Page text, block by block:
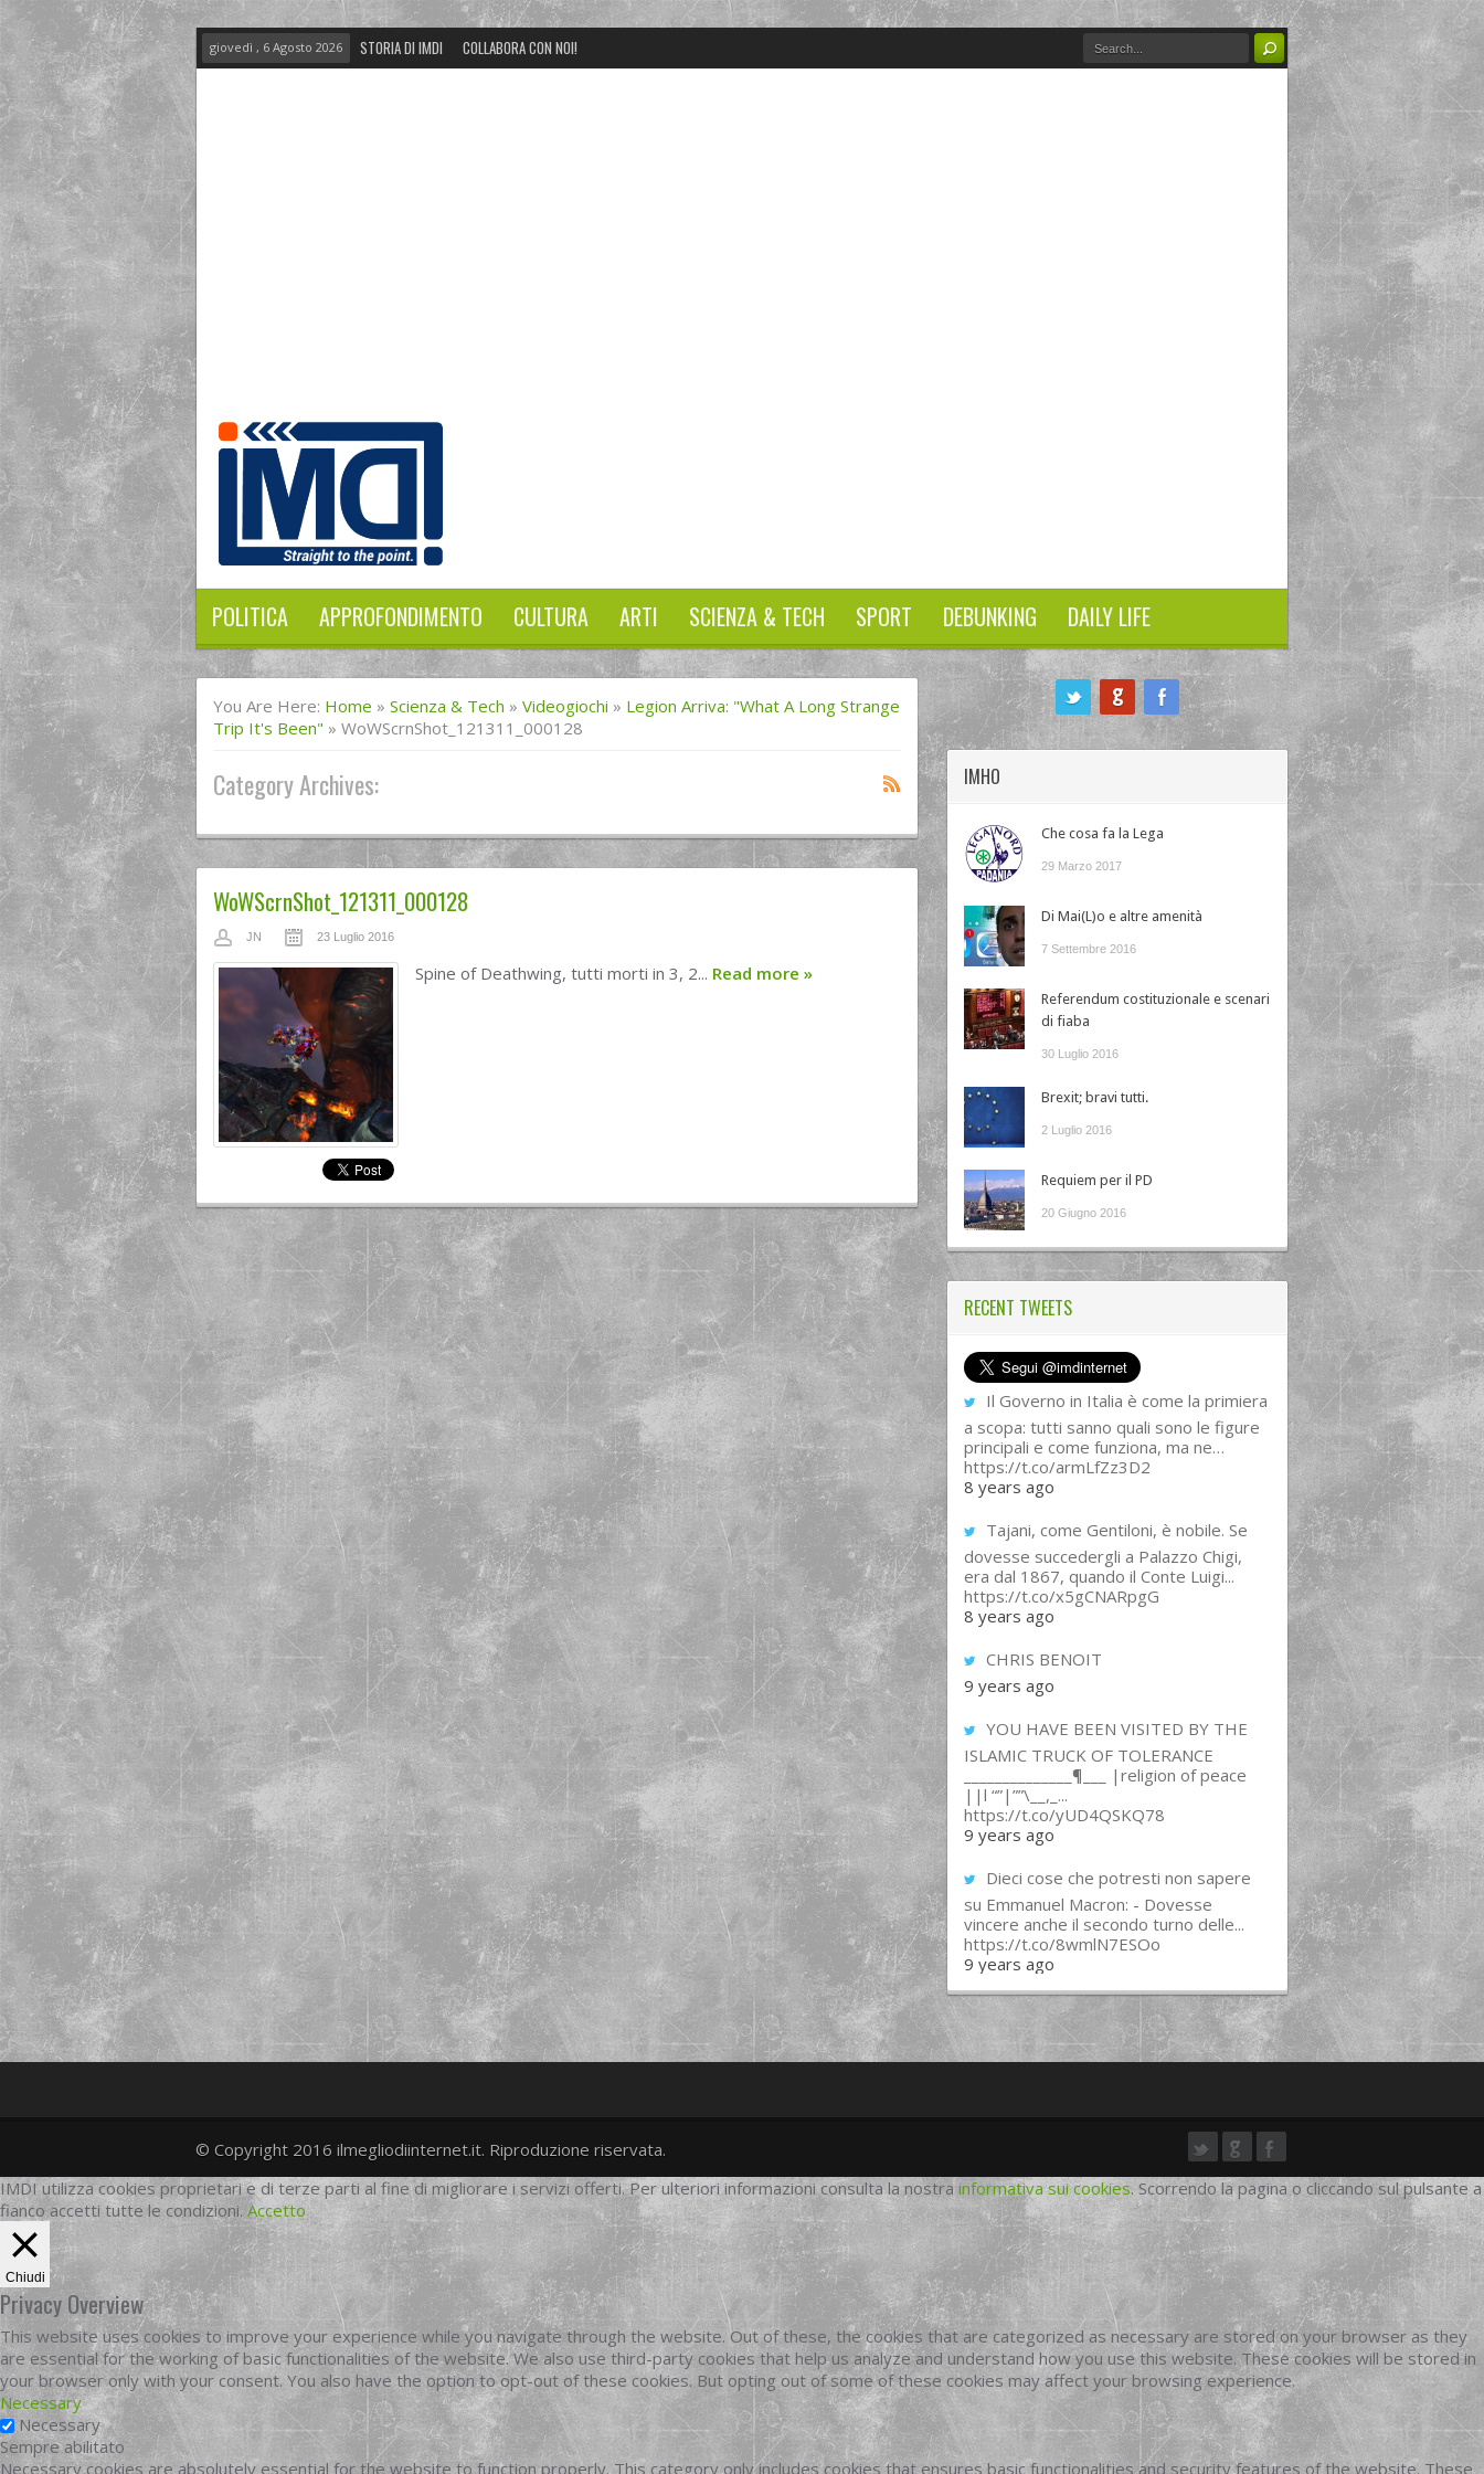
giovedì , 6 Agosto 2026 STORIA DI IMDI COLLABORA CON NOI!
POLITICA APPROFONDIMENTO CULTURA ARTI SCIENZA & TECH SPORT DEBUNKING DAILY LIFE
You Are Here: Home » Scienza & Tech » Videogiochi » Legion Arriva: "What A Long Strange
Trip It's Been" » WoWScrnShot_121311_000128
Category Archives:
WoWScrnShot_121311_000128
JN 23 Luglio 2016
Spine of Deathwing, tutti morti in 3, 2... Read more »
IMHO
Che cosa fa la Lega
29 Marzo 2017
Di Mai(L)o e altre amenità
7 Settembre 2016
Referendum costituzionale e scenari
di fiaba
30 Luglio 2016
Brexit; bravi tutti.
2 Luglio 2016
Requiem per il PD
20 Giugno 2016
RECENT TWEETS
Il Governo in Italia è come la primiera
a scopa: tutti sanno quali sono le figure
principali e come funziona, ma ne…
https://t.co/armLfZz3D2
8 years ago
Tajani, come Gentiloni, è nobile. Se
dovesse succedergli a Palazzo Chigi,
era dal 1867, quando il Conte Luigi...
https://t.co/x5gCNARpgG
8 years ago
CHRIS BENOIT
9 years ago
YOU HAVE BEEN VISITED BY THE
ISLAMIC TRUCK OF TOLERANCE
______________¶___ |religion of peace
||l “”|””\__,_...
https://t.co/yUD4QSKQ78
9 years ago
Dieci cose che potresti non sapere
su Emmanuel Macron: - Dovesse
vincere anche il secondo turno delle...
https://t.co/8wmlN7ESOo
9 years ago
twittergoogleplus
facebook
© Copyright 2016 ilmegliodiinternet.it. Riproduzione riservata.
IMDI utilizza cookies proprietari e di terze parti al fine di migliorare i servizi offerti. Per ulteriori informazioni consulta la nostra informativa sui cookies. Scorrendo la pagina o cliccando sul pulsante a
fianco accetti tutte le condizioni. Accetto
Chiudi
Privacy Overview
This website uses cookies to improve your experience while you navigate through the website. Out of these, the cookies that are categorized as necessary are stored on your browser as they
are essential for the working of basic functionalities of the website. We also use third-party cookies that help us analyze and understand how you use this website. These cookies will be stored in
your browser only with your consent. You also have the option to opt-out of these cookies. But opting out of some of these cookies may affect your browsing experience.
Necessary
Necessary
Sempre abilitato
Necessary cookies are absolutely essential for the website to function properly. This category only includes cookies that ensures basic functionalities and security features of the website. These